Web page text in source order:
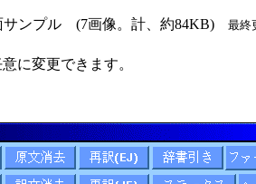
サンプル (7画像。計、約84KB) 最終
に変更できます。